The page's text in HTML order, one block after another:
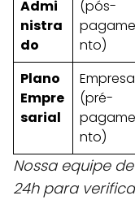
Admi
nistra
do
(pós-
pagame
nto)
Plano
Empre
sarial
(pré-
pagame
nto)
Nossa equipe
24h para